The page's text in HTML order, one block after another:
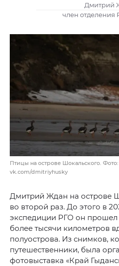
Дмитрий
член
Птицы на острове Шокальского.
vk.com/dmitriyhusky
Дмитрий Ждан на острове
во второй раз. До этого в
экспедиции РГО он
более тысячи километров
полуострова. Из снимков,
путешественники, была
фотовыставка «Край